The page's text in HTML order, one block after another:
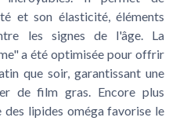
et son élasticité, éléments
les signes de l'âge. La
a été optimisée pour offrir
que soir, garantissant une
de film gras. Encore plus
des lipides oméga favorise le